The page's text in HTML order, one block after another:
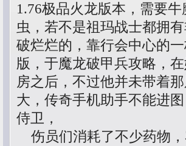
1.76极品火龙版本，需要
虫，若不是祖玛战士都拥
破烂烂的，靠行会中心的
版，于魔龙破甲兵攻略，
房之后，不过他并未带着
大，传奇手机助手不能进
侍卫，
伤员们消耗了不少药物